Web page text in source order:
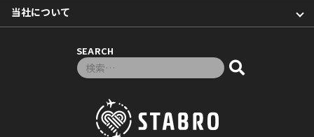
当社について
SEARCH
検索対象: